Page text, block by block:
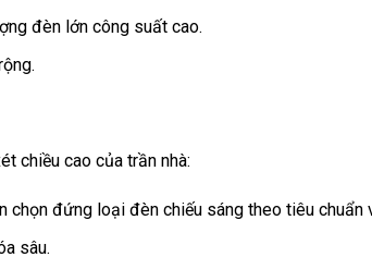
đèn lớn công suất cao.
chiều cao của trần nhà:
chọn đứng loại đèn chiếu sáng theo tiêu chuẩn
sâu.